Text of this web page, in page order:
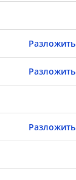
Разложить
Разложить
Разложить